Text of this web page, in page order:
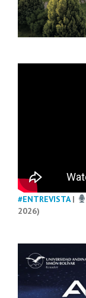
#ENTREVISTA|
2026)